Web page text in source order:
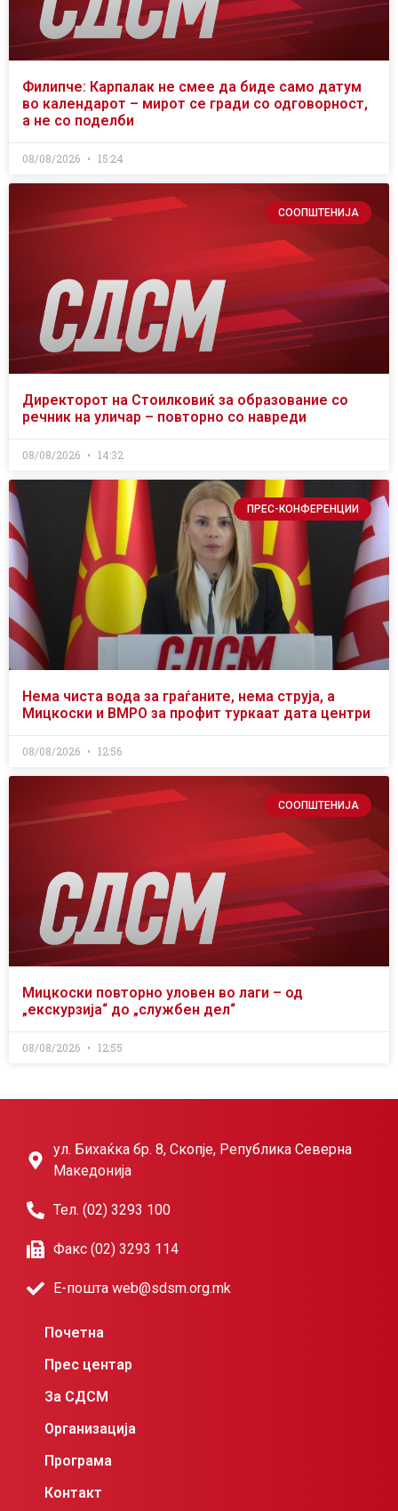
Филипче: Карпалак не смее да биде само датум
во календарот – мирот се гради со одговорност,
а не со поделби
08/08/2026 15:24
СООПШТЕНИЈА
Директорот на Стоилковиќ за образование со
речник на уличар – повторно со навреди
08/08/2026 14:32
ПРЕС-КОНФЕРЕНЦИИ
Нема чиста вода за граѓаните, нема струја, а
Мицкоски и ВМРО за профит туркаат дата центри
08/08/2026 12:56
СООПШТЕНИЈА
Мицкоски повторно уловен во лаги – од
„екскурзија“ до „службен дел“
08/08/2026 12:55
ул. Бихаќка бр. 8, Скопје, Република Северна
Македонија
Тел. (02) 3293 100
Факс (02) 3293 114
Е-пошта web@sdsm.org.mk
Почетна
Прес центар
За СДСМ
Организација
Програма
Контакт